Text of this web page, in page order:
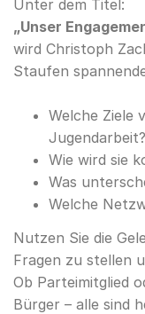
Unter dem Titel:
„Unser
wird Christoph
Staufen
Welche Ziele
Jugendarbeit?
Wie wird sie
Was
Welche
Nutzen Sie die
Fragen zu stellen
Ob Parteimitglied
Bürger – alle sind